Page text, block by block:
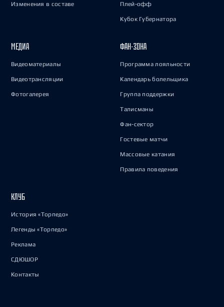
Изменения в составе Плей-офф
Кубок Губернатора
МЕДИА
Видеоматериалы
Видеотрансляции
Фотогалерея
ФАН-ЗОНА
Программа лояльности
Календарь болельщика
Группа поддержки
Талисманы
Фан-сектор
Гостевые матчи
Массовые катания
Правила поведения
КЛУБ
История «Торпедо»
Легенды «Торпедо»
Реклама
СДЮШОР
Контакты